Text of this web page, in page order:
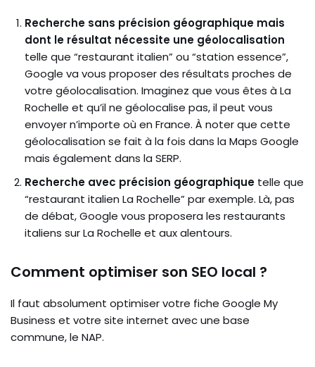
Recherche sans précision géographique mais
dont le résultat nécessite une géolocalisation
telle que “restaurant italien” ou “station essence”,
Google va vous proposer des résultats proches de
votre géolocalisation. Imaginez que vous êtes à La
Rochelle et qu’il ne géolocalise pas, il peut vous
envoyer n’importe où en France. À noter que cette
géolocalisation se fait à la fois dans la Maps Google
mais également dans la SERP.
Recherche avec précision géographique telle que
“restaurant italien La Rochelle” par exemple. Là, pas
de débat, Google vous proposera les restaurants
italiens sur La Rochelle et aux alentours.
Comment optimiser son SEO local ?
Il faut absolument optimiser votre fiche Google My
Business et votre site internet avec une base
commune, le NAP.